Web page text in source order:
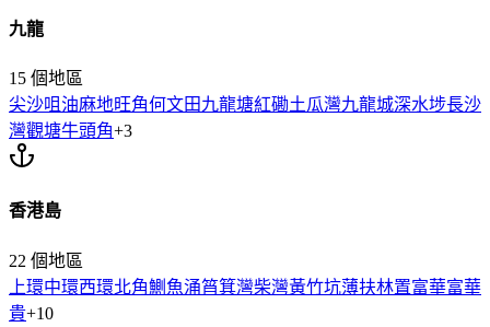
九龍
15 個地區
尖沙咀 油麻地旺角何文田九龍塘紅磡土瓜灣九龍城深水埗長沙
灣觀塘牛頭角+3
香港島
22 個地區
上環中環西環北角鰂魚涌筲箕灣柴灣黃竹坑薄扶林置富華富華
貴+10